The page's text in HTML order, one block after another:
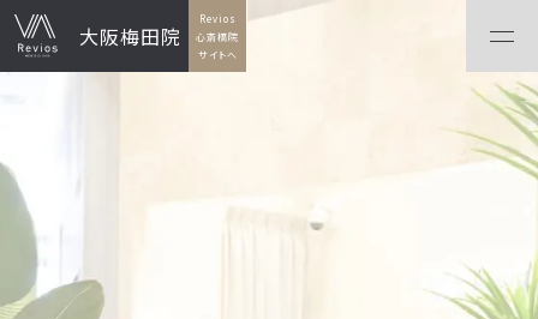
大阪梅田院
Revios
心斎橋院
サイトへ